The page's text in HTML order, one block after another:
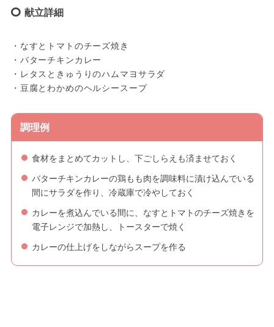
献立詳細
・なすとトマトのチーズ焼き
・バターチキンカレー
・レタスときゅうりのハムマヨサラダ
・豆腐とわかめのヘルシースープ
調理例
食材をまとめてカットし、下ごしらえも済ませておく
バターチキンカレーの鶏もも肉を調味料に漬け込んでいる
間にサラダを作り、冷蔵庫で冷やしておく
カレーを煮込んでいる間に、なすとトマトのチーズ焼きを
電子レンジで加熱し、トースターで焼く
カレーの仕上げをしながらスープを作る